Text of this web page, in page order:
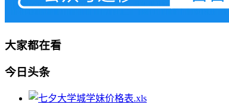
大家都在看
今日头条